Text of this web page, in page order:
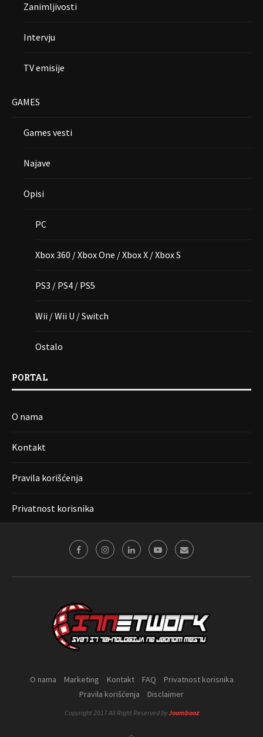
Zanimljivosti
Intervju
TV emisije
GAMES
Games vesti
Najave
Opisi
PC
Xbox 360 / Xbox One / Xbox X / Xbox S
PS3 / PS4 / PS5
Wii / Wii U / Switch
Ostalo
PORTAL
O nama
Kontakt
Pravila korišćenja
Privatnost korisnika
O nama Marketing Kontakt FAQ
Privatnost korisnika
Pravila korišćenja
Disclaimer
Copyright 2017 All Right Reserved byJoombooz